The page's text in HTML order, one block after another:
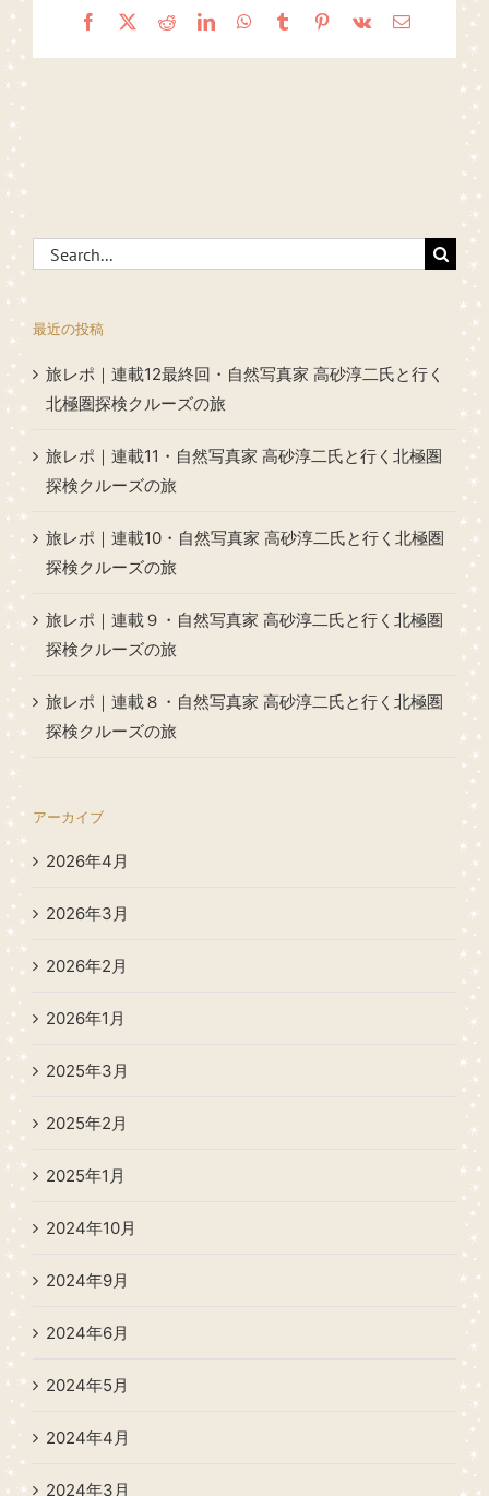
Facebook
X RedditLinkedInWhatsApp
TumblrPinterest
Vk Email
Search
for:
最近の投稿
旅レポ｜連載12最終回・自然写真家 高砂淳二氏と行く
北極圏探検クルーズの旅
旅レポ｜連載11・自然写真家 高砂淳二氏と行く北極圏
探検クルーズの旅
旅レポ｜連載10・自然写真家 高砂淳二氏と行く北極圏
探検クルーズの旅
旅レポ｜連載９・自然写真家 高砂淳二氏と行く北極圏
探検クルーズの旅
旅レポ｜連載８・自然写真家 高砂淳二氏と行く北極圏
探検クルーズの旅
アーカイブ
2026年4月
2026年3月
2026年2月
2026年1月
2025年3月
2025年2月
2025年1月
2024年10月
2024年9月
2024年6月
2024年5月
2024年4月
2024年3月